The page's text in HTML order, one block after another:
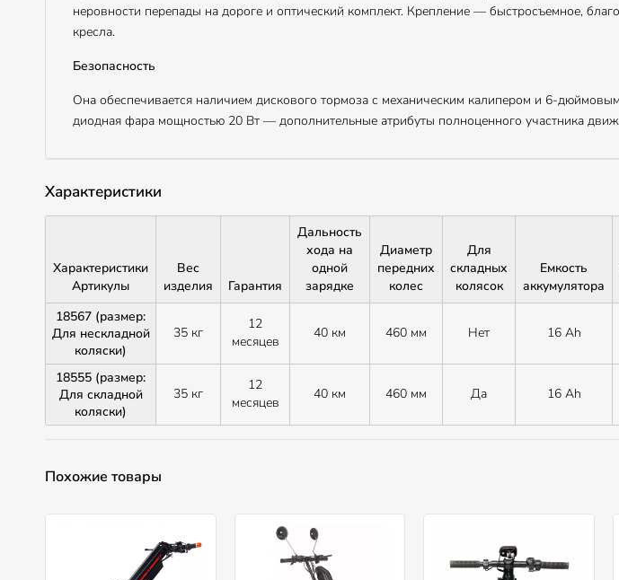
неровности перепады на дороге и оптический комплект. Крепление — быстросъемное,
кресла.
Безопасность
Она обеспечивается наличием дискового тормоза с механическим калипером и 6-
диодная фара мощностью 20 Вт — дополнительные атрибуты полноценного участника
Характеристики
Характеристики
Артикулы
Вес
изделия
Гарантия
Дальность
хода на
одной
зарядке
Диаметр
передних
колес
Для
складных
колясок
Емкость
аккумулятора
18567 (размер:
Для нескладной
коляски)
35 кг
12
месяцев
40 км 460 мм Нет 16 Ah
18555 (размер:
Для складной
коляски)
35 кг
12
месяцев
40 км 460 мм Да 16 Ah
Похожие товары